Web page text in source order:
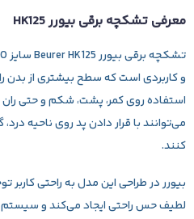
معرفی تشکچه برقی بیورر HK125
و کاربردی است که سطح بیشتری از بدن
استفاده روی کمر، پشت، شکم و حتی
می‌توانند با قرار دادن پد روی ناحیه
کنند.
بیورر در طراحی این مدل به راحتی
لطیف حس راحتی ایجاد می‌کند و